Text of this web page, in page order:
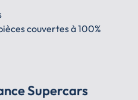
couvertes à 100%
Supercars